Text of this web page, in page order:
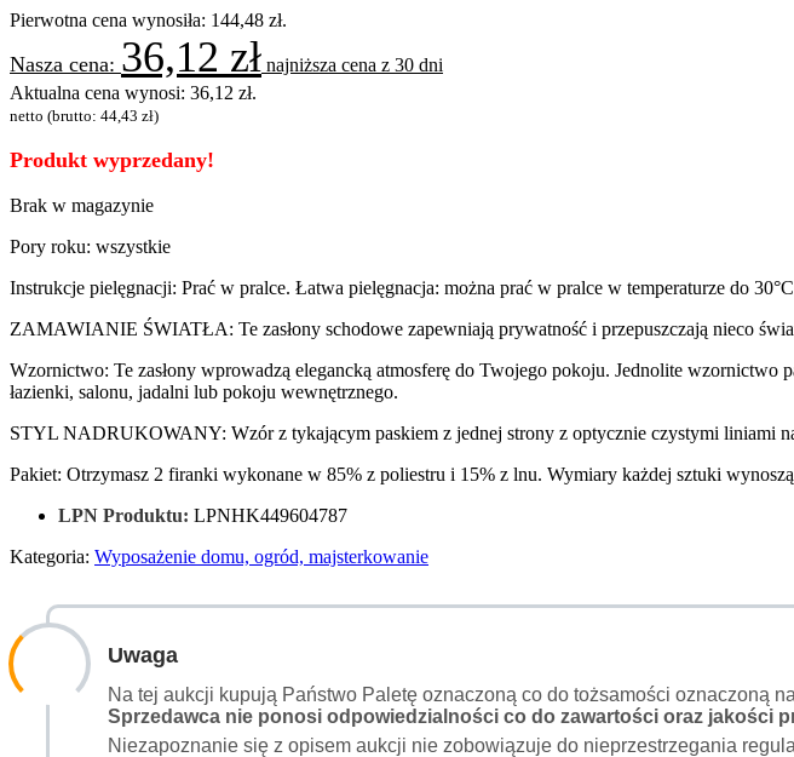
Pierwotna cena wynosiła: 144,48 zł.
36,12 zł najniższa cena z 30 dni
Aktualna cena wynosi: 36,12 zł.
netto (brutto: 44,43 zł)
Produkt wyprzedany!
Brak w magazynie
Pory roku: wszystkie
Instrukcje pielęgnacji: Prać w pralce. Łatwa pielęgnacja: można prać w pralce w temperaturze do
ZAMAWIANIE ŚWIATŁA: Te zasłony schodowe zapewniają prywatność i przepuszczają nieco
Wzornictwo: Te zasłony wprowadzą elegancką atmosferę do Twojego pokoju. Jednolite wzornictwo
łazienki, salonu, jadalni lub pokoju wewnętrznego.
STYL NADRUKOWANY: Wzór z tykającym paskiem z jednej strony z optycznie czystymi liniami
Pakiet: Otrzymasz 2 firanki wykonane w 85% z poliestru i 15% z lnu. Wymiary każdej sztuki
LPN Produktu: LPNHK449604787
Kategoria: Wyposażenie domu, ogród, majsterkowanie
Uwaga
Na tej aukcji kupują Państwo Paletę oznaczoną co do tożsamości oznaczoną
Sprzedawca nie ponosi odpowiedzialności co do zawartości oraz jakości
Niezapoznanie się z opisem aukcji nie zobowiązuje do nieprzestrzegania